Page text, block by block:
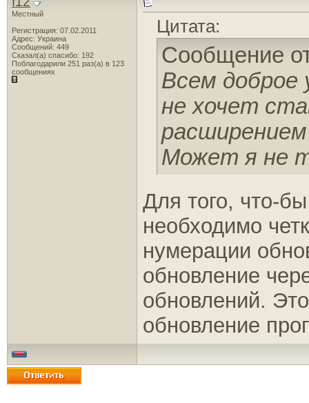
Местный
Регистрация: 07.02.2011
Адрес: Украина
Сообщений: 449
Сказал(а) спасибо: 192
Поблагодарили 251 раз(а) в 123
сообщениях
Цитата:
Сообщение
Всем доброе
не хочет
Может я не
Для того, что-
необходимо
нумерации
обновление
обновлений.
обновление